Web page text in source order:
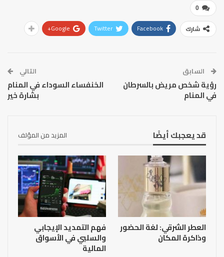
0
شارك Facebook
Twitter
Google+
السابق
رؤية شخص مريض بالسرطان
في المنام
التالي
الخنفساء السوداء في المنام
بشارة خير
قد يعجبك أيضًا المزيد من المؤلف
العطر الشرقي: لغة الحضور
وذاكرة المكان
فهم التمديد الإيجابي
والسلبي في الأسواق
المالية